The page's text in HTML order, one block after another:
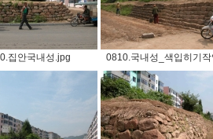
집안국내성.jpg 0810.국내성_색입히기